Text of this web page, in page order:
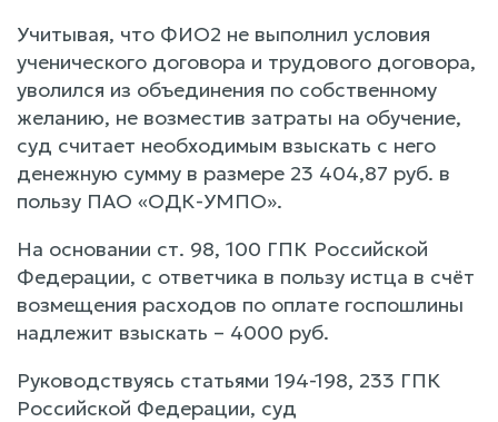
Учитывая, что ФИО2 не выполнил условия
ученического договора и трудового договора,
уволился из объединения по собственному
желанию, не возместив затраты на обучение,
суд считает необходимым взыскать с него
денежную сумму в размере 23 404,87 руб. в
пользу ПАО «ОДК-УМПО».
На основании ст. 98, 100 ГПК Российской
Федерации, с ответчика в пользу истца в счёт
возмещения расходов по оплате госпошлины
надлежит взыскать – 4000 руб.
Руководствуясь статьями 194-198, 233 ГПК
Российской Федерации, суд